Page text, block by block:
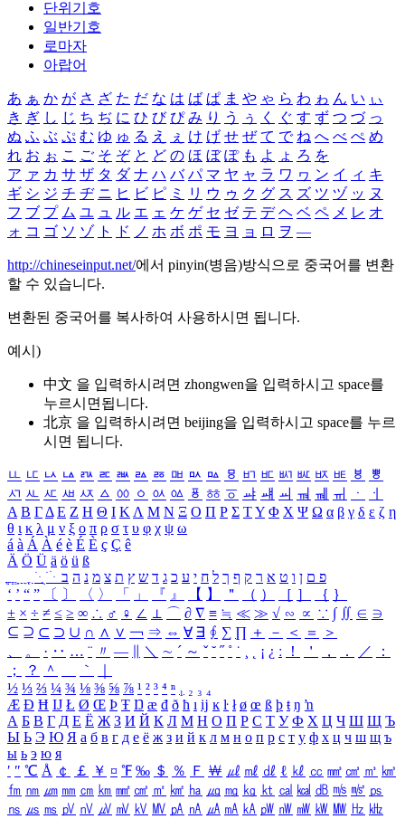
단위기호
일반기호
로마자
아랍어
あ ぁ か が さ ざ た だ な は ば ぱ ま や ゃ ら わ ゎ ん い ぃ
き ぎ し じ ち ぢ に ひ び ぴ み り う ぅ く ぐ す ず つ づ っ
ぬ ふ ぶ ぷ む ゆ ゅ る え ぇ け げ せ ぜ て で ね へ べ ぺ め
れ お ぉ こ ご そ ぞ と ど の ほ ぼ ぽ も よ ょ ろ を
ア ァ カ サ ザ タ ダ ナ ハ バ パ マ ヤ ャ ラ ワ ヮ ン イ ィ キ
ギ シ ジ チ ヂ ニ ヒ ビ ピ ミ リ ウ ゥ ク グ ス ズ ツ ヅ ッ ヌ
フ ブ プ ム ユ ュ ル エ ェ ケ ゲ セ ゼ テ デ ヘ ベ ペ メ レ オ
ォ コ ゴ ソ ゾ ト ド ノ ホ ボ ポ モ ヨ ョ ロ ヲ ―
http://chineseinput.net/에서 pinyin(병음)방식으로 중국어를 변환
할 수 있습니다.
변환된 중국어를 복사하여 사용하시면 됩니다.
예시)
中文 을 입력하시려면 zhongwen을 입력하시고 space를
누르시면됩니다.
北京 을 입력하시려면 beijing을 입력하시고 space를 누르
시면 됩니다.
ㅥ ㅦ ㅧ ㅨ ㅩ ㅪ ㅫ ㅬ ㅭ ㅮ ㅯ ㅰ ㅱ ㅲ ㅳ ㅴ ㅵ ㅶ ㅷ ㅸ
ㅹ
ㅺ ㅻ ㅼ ㅽ ㅾ ㅿ ㆀ ㆁ ㆂ ㆃ ㆄ ㆅ ㆆ ㆇ ㆈ ㆉ ㆊ ㆋ ㆌ ㆍ
ㆎ
Α Β ΓΔ Ε Ζ Η Θ Ι ΚΛ Μ Ν Ξ Ο Π Ρ Σ ΤΥ Φ Χ Ψ Ω α β γ δ ε ζ η
θ ι κ λ μ ν ξ ο π ρ σ τ υ φ χ ψ ω
á à Á À é è É È ç Ç ê
Ä Ö Ü ä ö ü ß
ִֶֹ ֻּ ׁׂ פ ם ן ו ט א ר ק ף ך ל ח י ע כ ג ד ש ץ ת צ מ נ ה ב
‘ ’ “ ” 〔 〕 〈 〉 「 」 『 』 【 】 ＂ （ ） ［ ］ ｛ ｝
± × ÷ ≠ ≤ ≥ ∞ ∴ ♂ ♀ ∠ ⊥ ⌒ ∂ ∇ ≡ ≒ ≪ ≫ √ ∽ ∝ ∵ ∫ ∬ ∈ ∋
⊆ ⊇ ⊂ ⊃ ∪ ∩ ∧ ∨ ￢ ⇒ ⇔ ∀ ∃ ∮ ∑ ∏ ＋ － ＜ ＝
＞
、
。 · ‥ … ¨ 〃 ― ＼ ∼ ´ ～ ˇ ˘ ˝ ˚ ˙ ¸ ¡ ¿ ː ！ ＇ ， ． ／
：
；
？ ＾ ｀
½ ⅓ ⅔ ¼ ¾ ⅛ ⅜ ⅝ ⅞ ¹ ² ³ ⁴ ⁿ ₁ ₂ ₃ ₄
Æ Ð Ħ Ĳ Ł Ø Œ Þ Ŧ Ŋ æ đ ð ħ ı ĳ ĸ ŀ ł ø œ ß þ ŧ ŋ ŉ
А Б В Г Д Е Ё Ж З И Й К Л М Н О П Р С Т У Ф Х Ц Ч Ш Щ Ъ
Ы Ь Э Ю Я а б в г д е ё ж з и й к л м н о п р с т у ф х ц ч ш щ ъ
ы ь э ю я
′ ″ ℃ Å ￠ ￡ ￥ ¤ ℉ ‰ ＄ ％ Ｆ ￦ ㎕ ㎖ ㎗ ℓ ㎘ ㏄ ㎣ ㎤ ㎥ ㎦
㎙ ㎚ ㎛ ㎜ ㎝ ㎞ ㎟ ㎠ ㎡ ㎢ ㏊ ㎍ ㎎ ㎏ ㏏ ㎈ ㎉ ㏈ ㎧ ㎨ ㎰
㎱ ㎲ ㎳ ㎴ ㎵ ㎶ ㎷ ㎸ ㎹ ㎀ ㎁ ㎂ ㎃ ㎄ ㎺ ㎻ ㎽ ㎾ ㎿ ㎐ ㎑